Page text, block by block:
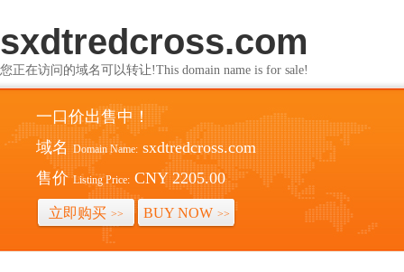
sxdtredcross.com
您正在访问的域名可以转让!This domain name is for sale!
一口价出售中！
域名 Domain Name: sxdtredcross.com
售价 Listing Price: CNY 2205.00
立即购买 >> BUY NOW >>